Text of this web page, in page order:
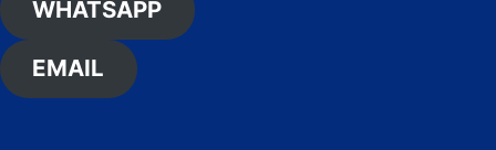
WHATSAPP
EMAIL